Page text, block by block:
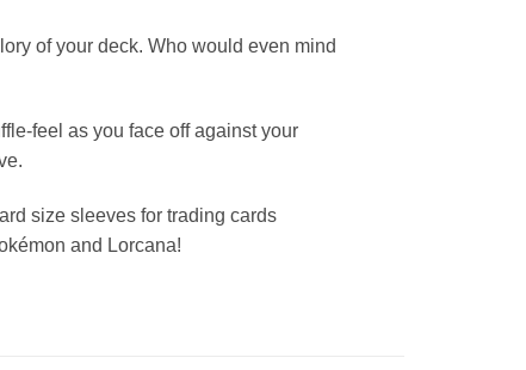
of your deck. Who would even mind
feel as you face off against your
size sleeves for trading cards
and Lorcana!